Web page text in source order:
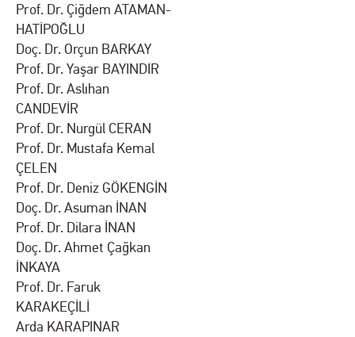
Prof. Dr. Çiğdem ATAMAN-
HATİPOĞLU
Doç. Dr. Orçun BARKAY
Prof. Dr. Yaşar BAYINDIR
Prof. Dr. Aslıhan
CANDEVİR
Prof. Dr. Nurgül CERAN
Prof. Dr. Mustafa Kemal
ÇELEN
Prof. Dr. Deniz GÖKENGİN
Doç. Dr. Asuman İNAN
Prof. Dr. Dilara İNAN
Doç. Dr. Ahmet Çağkan
İNKAYA
Prof. Dr. Faruk
KARAKEÇİLİ
Arda KARAPINAR